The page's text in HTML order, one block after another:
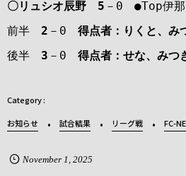
〇リュシオ辰野 5 －0 ●Top伊那
前半 2 －0 得点者：りくと、み
後半 3 －0 得点者：せな、みつ
お知らせ 試合結果 リーグ戦 FC-
November 1 , 2025